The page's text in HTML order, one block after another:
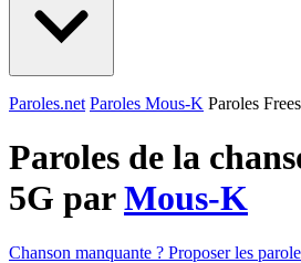
Paroles.net Paroles Mous-K Paroles
Paroles de la
5G parMous-K
Chanson manquante ? Proposer les